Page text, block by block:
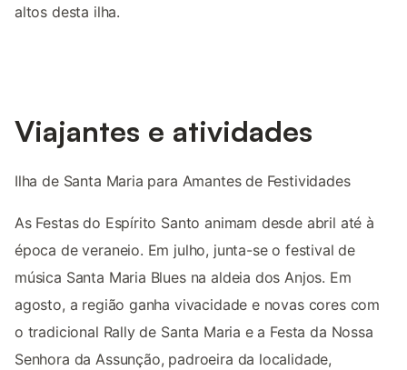
altos desta ilha.
Viajantes e atividades
Ilha de Santa Maria para Amantes de Festividades
As Festas do Espírito Santo animam desde abril até à
época de veraneio. Em julho, junta-se o festival de
música Santa Maria Blues na aldeia dos Anjos. Em
agosto, a região ganha vivacidade e novas cores com
o tradicional Rally de Santa Maria e a Festa da Nossa
Senhora da Assunção, padroeira da localidade,